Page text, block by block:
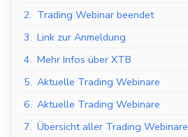
2. Trading Webinar beendet
3. Link zur Anmeldung
4. Mehr Infos über XTB
5. Aktuelle Trading Webinare
6. Aktuelle Trading Webinare
7. Übersicht aller Trading Webinare